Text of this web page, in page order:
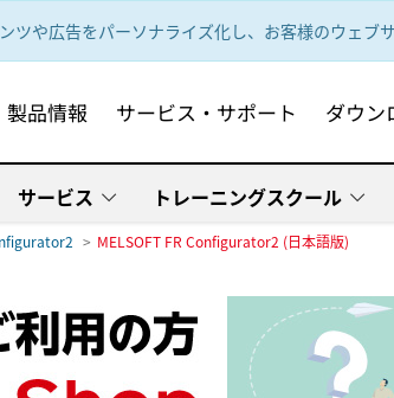
や広告をパーソナライズ化し、お客様のウェブ
製品情報 サービス・サポート ダウン
サービス トレーニングスクール
MELSOFT FR Configurator2 (日本語版)